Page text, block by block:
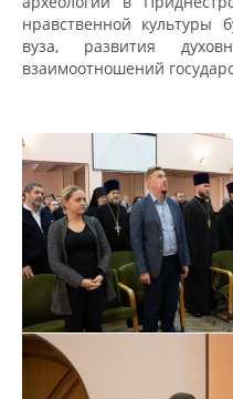
нравственной культуры
вуза, развития
взаимоотношений